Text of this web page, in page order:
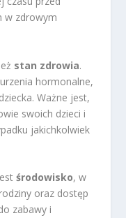
w zdrowym
stan zdrowia.
hormonalne,
Ważne jest,
swoich dzieci i
jakichkolwiek
środowisko, w
oraz dostęp
zabawy i